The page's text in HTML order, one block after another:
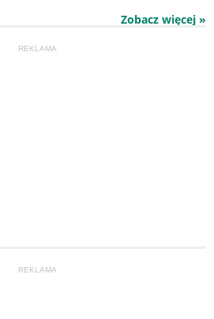
Zobacz więcej »
REKLAMA
REKLAMA